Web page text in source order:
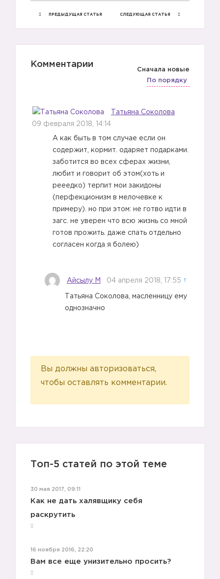
❓
❓
❓
ПРЕДЫДУЩАЯ СТАТЬЯ СЛЕДУЮЩАЯ СТАТЬЯ
Комментарии
Сначала новые
По порядку
Татьяна Соколова
09 февраля 2018, 14:14
А как быть в том случае если он
содержит, кормит. одаряет подарками.
заботится во всех сферах жизни,
любит и говорит об этом(хоть и
рееедко) терпит мои закидоны
(перфекционизм в мелочевке к
примеру). но при этом: не готво идти в
загс. не уверен что всю жизнь со мной
готов прожить. даже спать отдельно
согласен когда я болею)
Айсылу М 04 апреля 2018, 17:55 ↑
Татьяна Соколова, масленницу ему
однозначно
Вы должны авторизоваться,
чтобы оставлять комментарии.
Топ-5 статей по этой теме
30 мая 2017, 09:11
Как не дать халявщику себя
раскрутить
16 ноября 2016, 22:20
Вам все еще унизительно просить?